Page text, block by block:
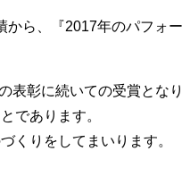
から、『2017年のパフォ
表彰に続いての受賞となり
であります。
くりをしてまいります。